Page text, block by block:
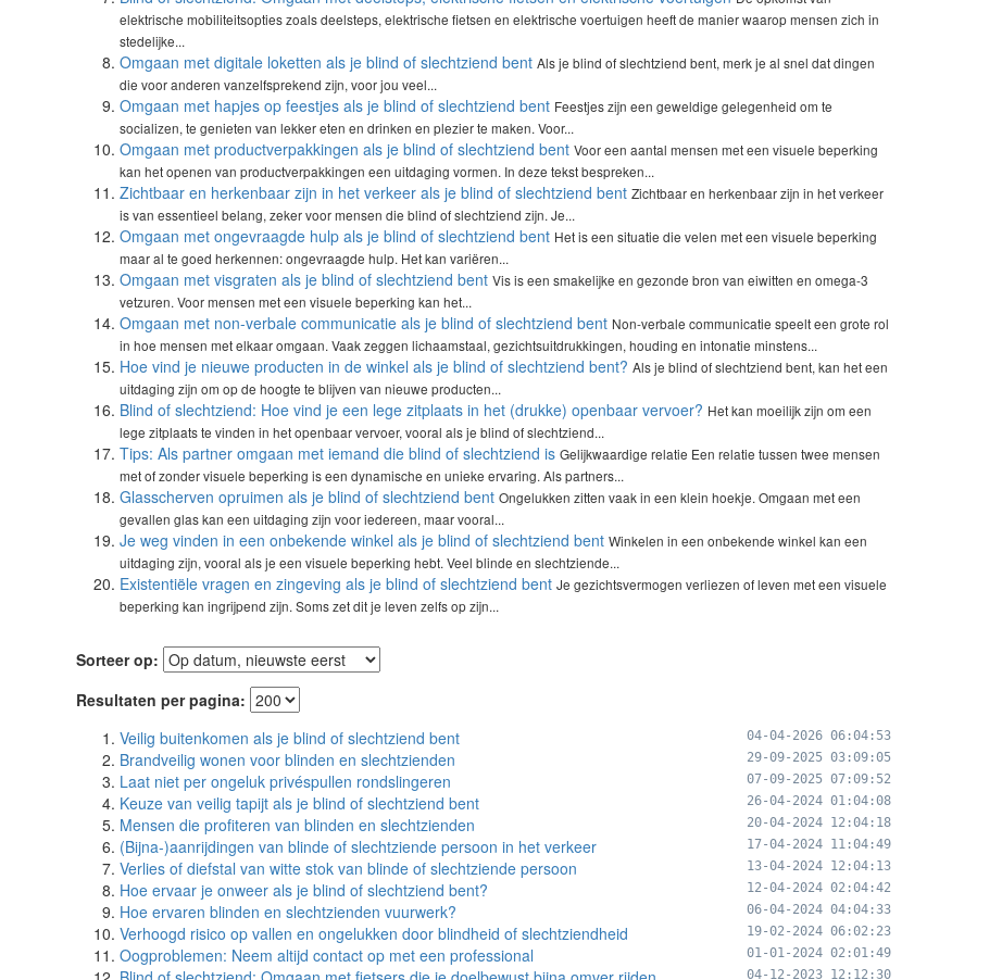
elektrische mobiliteitsopties zoals deelsteps, elektrische fietsen en elektrische voertuigen heeft de manier waarop mensen zich in
stedelijke...
Omgaan met digitale loketten als je blind of slechtziend bent Als je blind of slechtziend bent, merk je al snel dat dingen
die voor anderen vanzelfsprekend zijn, voor jou veel...
Omgaan met hapjes op feestjes als je blind of slechtziend bent Feestjes zijn een geweldige gelegenheid om te
socializen, te genieten van lekker eten en drinken en plezier te maken. Voor...
Omgaan met productverpakkingen als je blind of slechtziend bent Voor een aantal mensen met een visuele beperking
kan het openen van productverpakkingen een uitdaging vormen. In deze tekst bespreken...
Zichtbaar en herkenbaar zijn in het verkeer als je blind of slechtziend bent Zichtbaar en herkenbaar zijn in het verkeer
is van essentieel belang, zeker voor mensen die blind of slechtziend zijn. Je...
Omgaan met ongevraagde hulp als je blind of slechtziend bent Het is een situatie die velen met een visuele beperking
maar al te goed herkennen: ongevraagde hulp. Het kan variëren...
Omgaan met visgraten als je blind of slechtziend bent Vis is een smakelijke en gezonde bron van eiwitten en omega-3
vetzuren. Voor mensen met een visuele beperking kan het...
Omgaan met non-verbale communicatie als je blind of slechtziend bent Non-verbale communicatie speelt een grote rol
in hoe mensen met elkaar omgaan. Vaak zeggen lichaamstaal, gezichtsuitdrukkingen, houding en intonatie minstens...
Hoe vind je nieuwe producten in de winkel als je blind of slechtziend bent? Als je blind of slechtziend bent, kan het een
uitdaging zijn om op de hoogte te blijven van nieuwe producten...
Blind of slechtziend: Hoe vind je een lege zitplaats in het (drukke) openbaar vervoer? Het kan moeilijk zijn om een
lege zitplaats te vinden in het openbaar vervoer, vooral als je blind of slechtziend...
Tips: Als partner omgaan met iemand die blind of slechtziend is Gelijkwaardige relatie Een relatie tussen twee mensen
met of zonder visuele beperking is een dynamische en unieke ervaring. Als partners...
Glasscherven opruimen als je blind of slechtziend bent Ongelukken zitten vaak in een klein hoekje. Omgaan met een
gevallen glas kan een uitdaging zijn voor iedereen, maar vooral...
Je weg vinden in een onbekende winkel als je blind of slechtziend bent Winkelen in een onbekende winkel kan een
uitdaging zijn, vooral als je een visuele beperking hebt. Veel blinde en slechtziende...
Existentiële vragen en zingeving als je blind of slechtziend bent Je gezichtsvermogen verliezen of leven met een visuele
beperking kan ingrijpend zijn. Soms zet dit je leven zelfs op zijn...
Sorteer op:
Resultaten per pagina:
Veilig buitenkomen als je blind of slechtziend bent
04-04-2026 06:04:53
Brandveilig wonen voor blinden en slechtzienden 29-09-2025 03:09:05
Laat niet per ongeluk privéspullen rondslingeren 07-09-2025 07:09:52
Keuze van veilig tapijt als je blind of slechtziend bent 26-04-2024 01:04:08
Mensen die profiteren van blinden en slechtzienden 20-04-2024 12:04:18
(Bijna-)aanrijdingen van blinde of slechtziende persoon in het verkeer 17-04-2024 11:04:49
Verlies of diefstal van witte stok van blinde of slechtziende persoon 13-04-2024 12:04:13
Hoe ervaar je onweer als je blind of slechtziend bent? 12-04-2024 02:04:42
Hoe ervaren blinden en slechtzienden vuurwerk? 06-04-2024 04:04:33
Verhoogd risico op vallen en ongelukken door blindheid of slechtziendheid 19-02-2024 06:02:23
Oogproblemen: Neem altijd contact op met een professional 01-01-2024 02:01:49
04-12-2023 12:12:30